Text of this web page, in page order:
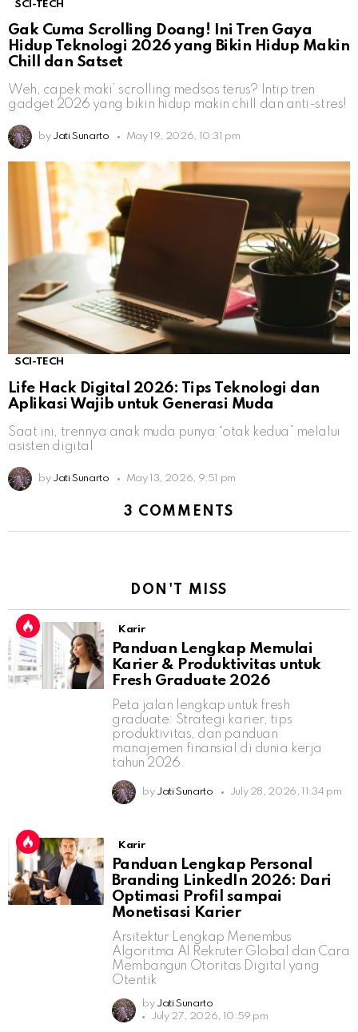
SCI-TECH
Gak Cuma Scrolling Doang! Ini Tren Gaya
Hidup Teknologi 2026 yang Bikin Hidup Makin
Chill dan Satset
Weh, capek maki’ scrolling medsos terus? Intip tren
gadget 2026 yang bikin hidup makin chill dan anti-stres!
by Jati Sunarto May 19, 2026, 10:31 pm
SCI-TECH
Life Hack Digital 2026: Tips Teknologi dan
Aplikasi Wajib untuk Generasi Muda
Saat ini, trennya anak muda punya “otak kedua” melalui
asisten digital
by Jati Sunarto May 13, 2026, 9:51 pm
3 COMMENTS
DON'T MISS
Karir
Panduan Lengkap Memulai
Karier & Produktivitas untuk
Fresh Graduate 2026
Peta jalan lengkap untuk fresh
graduate: Strategi karier, tips
produktivitas, dan panduan
manajemen finansial di dunia kerja
tahun 2026.
by Jati Sunarto July 28, 2026, 11:34 pm
Karir
Panduan Lengkap Personal
Branding LinkedIn 2026: Dari
Optimasi Profil sampai
Monetisasi Karier
Arsitektur Lengkap Menembus
Algoritma AI Rekruter Global dan Cara
Membangun Otoritas Digital yang
Otentik
by Jati Sunarto
July 27, 2026, 10:59 pm